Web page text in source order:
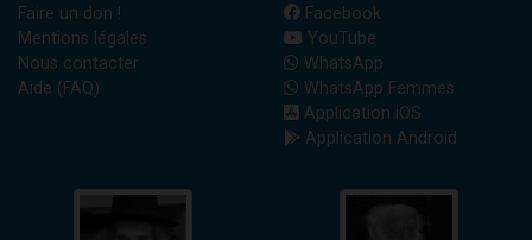
Faire un don !
Mentions légales
Nous contacter
Aide (FAQ)
Facebook
YouTube
WhatsApp
WhatsApp Femmes
Application iOS
Application Android